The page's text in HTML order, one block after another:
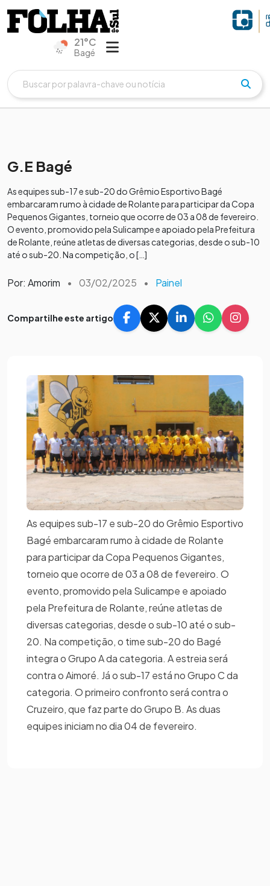
21°C
Bagé
G.E Bagé
As equipes sub-17 e sub-20 do Grêmio Esportivo Bagé
embarcaram rumo à cidade de Rolante para participar da Copa
Pequenos Gigantes, torneio que ocorre de 03 a 08 de fevereiro.
O evento, promovido pela Sulicampe e apoiado pela Prefeitura
de Rolante, reúne atletas de diversas categorias, desde o sub-10
até o sub-20. Na competição, o […]
Por: Amorim • 03/02/2025 • Painel
Compartilhe este artigo
As equipes sub-17 e sub-20 do Grêmio Esportivo
Bagé embarcaram rumo à cidade de Rolante
para participar da Copa Pequenos Gigantes,
torneio que ocorre de 03 a 08 de fevereiro. O
evento, promovido pela Sulicampe e apoiado
pela Prefeitura de Rolante, reúne atletas de
diversas categorias, desde o sub-10 até o sub-
20. Na competição, o time sub-20 do Bagé
integra o Grupo A da categoria. A estreia será
contra o Aimoré. Já o sub-17 está no Grupo C da
categoria. O primeiro confronto será contra o
Cruzeiro, que faz parte do Grupo B. As duas
equipes iniciam no dia 04 de fevereiro.